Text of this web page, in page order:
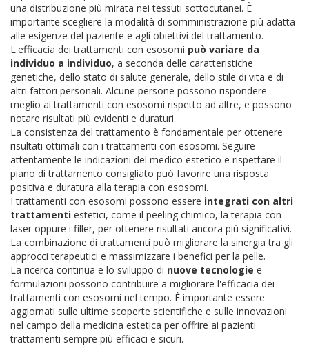
una distribuzione più mirata nei tessuti sottocutanei. È
importante scegliere la modalità di somministrazione più adatta
alle esigenze del paziente e agli obiettivi del trattamento.
L'efficacia dei trattamenti con esosomi può variare da
individuo a individuo, a seconda delle caratteristiche
genetiche, dello stato di salute generale, dello stile di vita e di
altri fattori personali. Alcune persone possono rispondere
meglio ai trattamenti con esosomi rispetto ad altre, e possono
notare risultati più evidenti e duraturi.
La consistenza del trattamento è fondamentale per ottenere
risultati ottimali con i trattamenti con esosomi. Seguire
attentamente le indicazioni del medico estetico e rispettare il
piano di trattamento consigliato può favorire una risposta
positiva e duratura alla terapia con esosomi.
I trattamenti con esosomi possono essere integrati con altri
trattamenti estetici, come il peeling chimico, la terapia con
laser oppure i filler, per ottenere risultati ancora più significativi.
La combinazione di trattamenti può migliorare la sinergia tra gli
approcci terapeutici e massimizzare i benefici per la pelle.
La ricerca continua e lo sviluppo di nuove tecnologie e
formulazioni possono contribuire a migliorare l'efficacia dei
trattamenti con esosomi nel tempo. È importante essere
aggiornati sulle ultime scoperte scientifiche e sulle innovazioni
nel campo della medicina estetica per offrire ai pazienti
trattamenti sempre più efficaci e sicuri.